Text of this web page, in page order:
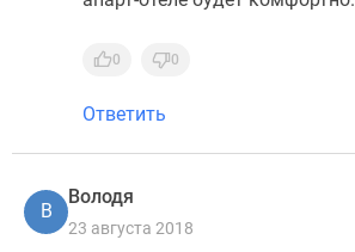
0 0
Ответить
В
Володя
23 августа 2018